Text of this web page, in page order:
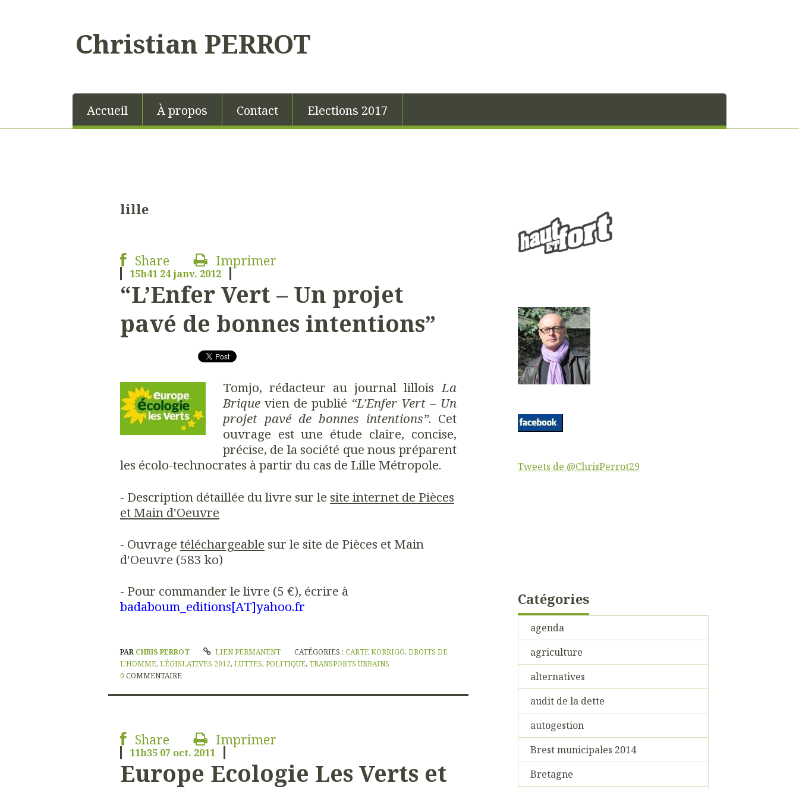
Christian PERROT
Accueil À propos Contact Elections 2017
lille
Share Imprimer
15h41 24janv. 2012
“L’Enfer Vert – Un projet
pavé de bonnes intentions”
Tomjo, rédacteur au journal lilloisLa
Briquevien de publié “L’Enfer Vert – Un
projet pavé de bonnes intentions”. Cet
ouvrage est une étude claire, concise,
précise, de la société que nous préparent
les écolo-technocrates à partir du cas de Lille Métropole.
- Description détaillée du livre sur le site internet de Pièces
et Main d'Oeuvre
- Ouvrage téléchargeable sur le site de Pièces et Main
d'Oeuvre (583 ko)
- Pour commander le livre (5 €), écrire à
badaboum_editions[AT]yahoo.fr
PAR CHRIS PERROT LIEN PERMANENT CATÉGORIES :CARTE KORRIGO,DROITS DE
L'HOMME, LÉGISLATIVES 2012, LUTTES, POLITIQUE, TRANSPORTS URBAINS
0 COMMENTAIRE
Share Imprimer
11h35 07 oct. 2011
Europe Ecologie Les Verts et
Tweets de @ChrisPerrot29
Catégories
agenda
agriculture
alternatives
audit de la dette
autogestion
Brest municipales 2014
Bretagne